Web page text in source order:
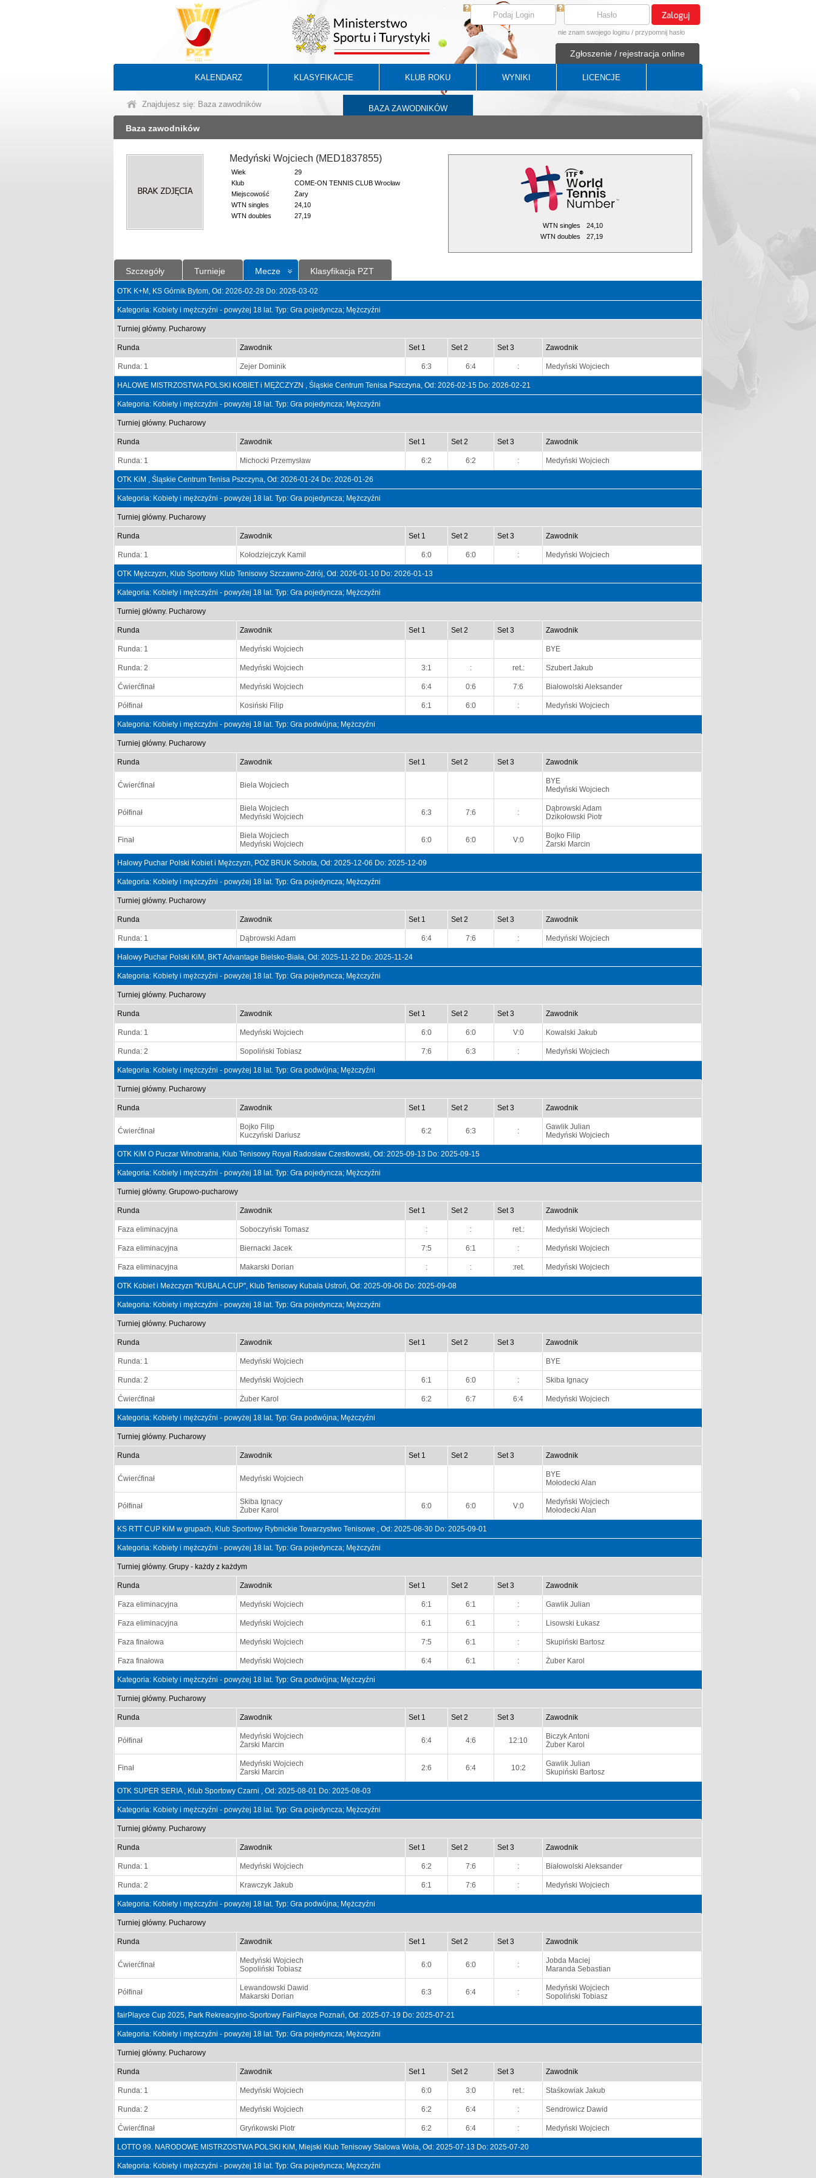
nie znam swojego loginu / przypomnij hasło
Zgłoszenie / rejestracja online
KALENDARZ KLASYFIKACJE KLUB ROKU WYNIKI LICENCJE
BAZA ZAWODNIKÓW
Znajdujesz się: Baza zawodników
Baza zawodników
Medyński Wojciech (MED1837855)
Wiek
29
Klub
COME-ON TENNIS CLUB Wrocław
Miejscowość
Żary
WTN singles
24,10
WTN doubles
27,19
WTN singles
24,10
WTN doubles
27,19
Szczegóły Turnieje Mecze Klasyfikacja PZT
OTK K+M, KS Górnik Bytom, Od: 2026-02-28 Do: 2026-03-02
Kategoria: Kobiety i mężczyźni - powyżej 18 lat. Typ: Gra pojedyncza; Mężczyźni
Turniej główny. Pucharowy
Runda Zawodnik Set 1 Set 2 Set 3 Zawodnik
Runda: 1 Zejer Dominik 6:3 6:4 : Medyński Wojciech
HALOWE MISTRZOSTWA POLSKI KOBIET i MĘŻCZYZN , Śląskie Centrum Tenisa Pszczyna, Od: 2026-02-15 Do: 2026-02-21
Kategoria: Kobiety i mężczyźni - powyżej 18 lat. Typ: Gra pojedyncza; Mężczyźni
Turniej główny. Pucharowy
Runda Zawodnik Set 1 Set 2 Set 3 Zawodnik
Runda: 1 Michocki Przemysław 6:2 6:2 : Medyński Wojciech
OTK KiM , Śląskie Centrum Tenisa Pszczyna, Od: 2026-01-24 Do: 2026-01-26
Kategoria: Kobiety i mężczyźni - powyżej 18 lat. Typ: Gra pojedyncza; Mężczyźni
Turniej główny. Pucharowy
Runda Zawodnik Set 1 Set 2 Set 3 Zawodnik
Runda: 1 Kołodziejczyk Kamil 6:0 6:0 : Medyński Wojciech
OTK Mężczyzn, Klub Sportowy Klub Tenisowy Szczawno-Zdrój, Od: 2026-01-10 Do: 2026-01-13
Kategoria: Kobiety i mężczyźni - powyżej 18 lat. Typ: Gra pojedyncza; Mężczyźni
Turniej główny. Pucharowy
Runda Zawodnik Set 1 Set 2 Set 3 Zawodnik
Runda: 1 Medyński Wojciech BYE
Runda: 2 Medyński Wojciech 3:1 : ret.: Szubert Jakub
Ćwierćfinał Medyński Wojciech 6:4 0:6 7:6 Białowolski Aleksander
Półfinał Kosiński Filip 6:1 6:0 : Medyński Wojciech
Kategoria: Kobiety i mężczyźni - powyżej 18 lat. Typ: Gra podwójna; Mężczyźni
Turniej główny. Pucharowy
Runda Zawodnik Set 1 Set 2 Set 3 Zawodnik
Ćwierćfinał Biela Wojciech
BYE
Medyński Wojciech
Półfinał
Biela Wojciech
Medyński Wojciech
6:3 7:6 :
Dąbrowski Adam
Dzikołowski Piotr
Finał
Biela Wojciech
Medyński Wojciech
6:0 6:0 V:0
Bojko Filip
Żarski Marcin
Halowy Puchar Polski Kobiet i Mężczyzn, POZ BRUK Sobota, Od: 2025-12-06 Do: 2025-12-09
Kategoria: Kobiety i mężczyźni - powyżej 18 lat. Typ: Gra pojedyncza; Mężczyźni
Turniej główny. Pucharowy
Runda Zawodnik Set 1 Set 2 Set 3 Zawodnik
Runda: 1 Dąbrowski Adam 6:4 7:6 : Medyński Wojciech
Halowy Puchar Polski KiM, BKT Advantage Bielsko-Biała, Od: 2025-11-22 Do: 2025-11-24
Kategoria: Kobiety i mężczyźni - powyżej 18 lat. Typ: Gra pojedyncza; Mężczyźni
Turniej główny. Pucharowy
Runda Zawodnik Set 1 Set 2 Set 3 Zawodnik
Runda: 1 Medyński Wojciech 6:0 6:0 V:0 Kowalski Jakub
Runda: 2 Sopoliński Tobiasz 7:6 6:3 : Medyński Wojciech
Kategoria: Kobiety i mężczyźni - powyżej 18 lat. Typ: Gra podwójna; Mężczyźni
Turniej główny. Pucharowy
Runda Zawodnik Set 1 Set 2 Set 3 Zawodnik
Ćwierćfinał
Bojko Filip
Kuczyński Dariusz
6:2 6:3 :
Gawlik Julian
Medyński Wojciech
OTK KiM O Puczar Winobrania, Klub Tenisowy Royal Radosław Czestkowski, Od: 2025-09-13 Do: 2025-09-15
Kategoria: Kobiety i mężczyźni - powyżej 18 lat. Typ: Gra pojedyncza; Mężczyźni
Turniej główny. Grupowo-pucharowy
Runda Zawodnik Set 1 Set 2 Set 3 Zawodnik
Faza eliminacyjna Soboczyński Tomasz : : ret.: Medyński Wojciech
Faza eliminacyjna Biernacki Jacek 7:5 6:1 : Medyński Wojciech
Faza eliminacyjna Makarski Dorian : : :ret. Medyński Wojciech
OTK Kobiet i Meżczyzn "KUBALA CUP", Klub Tenisowy Kubala Ustroń, Od: 2025-09-06 Do: 2025-09-08
Kategoria: Kobiety i mężczyźni - powyżej 18 lat. Typ: Gra pojedyncza; Mężczyźni
Turniej główny. Pucharowy
Runda Zawodnik Set 1 Set 2 Set 3 Zawodnik
Runda: 1 Medyński Wojciech BYE
Runda: 2 Medyński Wojciech 6:1 6:0 : Skiba Ignacy
Ćwierćfinał Żuber Karol 6:2 6:7 6:4 Medyński Wojciech
Kategoria: Kobiety i mężczyźni - powyżej 18 lat. Typ: Gra podwójna; Mężczyźni
Turniej główny. Pucharowy
Runda Zawodnik Set 1 Set 2 Set 3 Zawodnik
Ćwierćfinał Medyński Wojciech
BYE
Mołodecki Alan
Półfinał
Skiba Ignacy
Żuber Karol
6:0 6:0 V:0
Medyński Wojciech
Mołodecki Alan
KS RTT CUP KiM w grupach, Klub Sportowy Rybnickie Towarzystwo Tenisowe , Od: 2025-08-30 Do: 2025-09-01
Kategoria: Kobiety i mężczyźni - powyżej 18 lat. Typ: Gra pojedyncza; Mężczyźni
Turniej główny. Grupy - każdy z każdym
Runda Zawodnik Set 1 Set 2 Set 3 Zawodnik
Faza eliminacyjna Medyński Wojciech 6:1 6:1 : Gawlik Julian
Faza eliminacyjna Medyński Wojciech 6:1 6:1 : Lisowski Łukasz
Faza finałowa Medyński Wojciech 7:5 6:1 : Skupiński Bartosz
Faza finałowa Medyński Wojciech 6:4 6:1 : Żuber Karol
Kategoria: Kobiety i mężczyźni - powyżej 18 lat. Typ: Gra podwójna; Mężczyźni
Turniej główny. Pucharowy
Runda Zawodnik Set 1 Set 2 Set 3 Zawodnik
Półfinał
Medyński Wojciech
Żarski Marcin
6:4 4:6 12:10
Biczyk Antoni
Żuber Karol
Finał
Medyński Wojciech
Żarski Marcin
2:6 6:4 10:2
Gawlik Julian
Skupiński Bartosz
OTK SUPER SERIA , Klub Sportowy Czarni , Od: 2025-08-01 Do: 2025-08-03
Kategoria: Kobiety i mężczyźni - powyżej 18 lat. Typ: Gra pojedyncza; Mężczyźni
Turniej główny. Pucharowy
Runda Zawodnik Set 1 Set 2 Set 3 Zawodnik
Runda: 1 Medyński Wojciech 6:2 7:6 : Białowolski Aleksander
Runda: 2 Krawczyk Jakub 6:1 7:6 : Medyński Wojciech
Kategoria: Kobiety i mężczyźni - powyżej 18 lat. Typ: Gra podwójna; Mężczyźni
Turniej główny. Pucharowy
Runda Zawodnik Set 1 Set 2 Set 3 Zawodnik
Ćwierćfinał
Medyński Wojciech
Sopoliński Tobiasz
6:0 6:0 :
Jobda Maciej
Maranda Sebastian
Półfinał
Lewandowski Dawid
Makarski Dorian
6:3 6:4 :
Medyński Wojciech
Sopoliński Tobiasz
fairPlayce Cup 2025, Park Rekreacyjno-Sportowy FairPlayce Poznań, Od: 2025-07-19 Do: 2025-07-21
Kategoria: Kobiety i mężczyźni - powyżej 18 lat. Typ: Gra pojedyncza; Mężczyźni
Turniej główny. Pucharowy
Runda Zawodnik Set 1 Set 2 Set 3 Zawodnik
Runda: 1 Medyński Wojciech 6:0 3:0 ret.: Staśkowiak Jakub
Runda: 2 Medyński Wojciech 6:2 6:4 : Sendrowicz Dawid
Ćwierćfinał Gryńkowski Piotr 6:2 6:4 : Medyński Wojciech
LOTTO 99. NARODOWE MISTRZOSTWA POLSKI KiM, Miejski Klub Tenisowy Stalowa Wola, Od: 2025-07-13 Do: 2025-07-20
Kategoria: Kobiety i mężczyźni - powyżej 18 lat. Typ: Gra pojedyncza; Mężczyźni